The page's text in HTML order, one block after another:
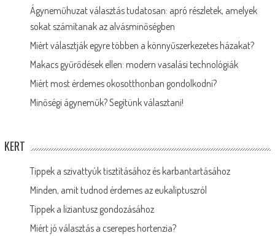
Ágyneműhuzat választás tudatosan: apró részletek, amelyek
sokat számítanak az alvásminőségben
Miért választják egyre többen a könnyűszerkezetes házakat?
Makacs gyűrődések ellen: modern vasalási technológiák
Miért most érdemes okosotthonban gondolkodni?
Minőségi ágyneműk? Segítünk választani!
KERT
Tippek a szivattyúk tisztításához és karbantartásához
Minden, amit tudnod érdemes az eukaliptuszról
Tippek a liziantusz gondozásához
Miért jó választás a cserepes hortenzia?